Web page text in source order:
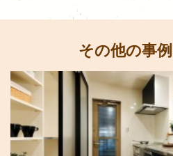
その他の事